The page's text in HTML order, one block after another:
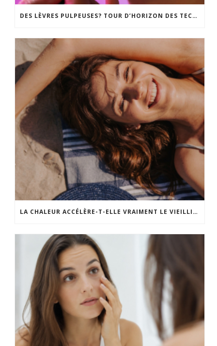
DES LÈVRES PULPEUSES? TOUR D’HORIZON DES TECHNIQUES, DU GLOSS REPULPANT À LA CHIRURGIE
LA CHALEUR ACCÉLÈRE-T-ELLE VRAIMENT LE VIEILLISSEMENT DE LA PEAU ?